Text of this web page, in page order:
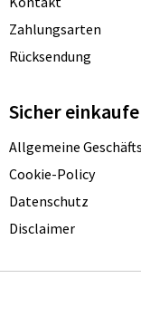
Zahlungsarten
Rücksendung
Sicher
Allgemeine
Cookie-Policy
Datenschutz
Disclaimer